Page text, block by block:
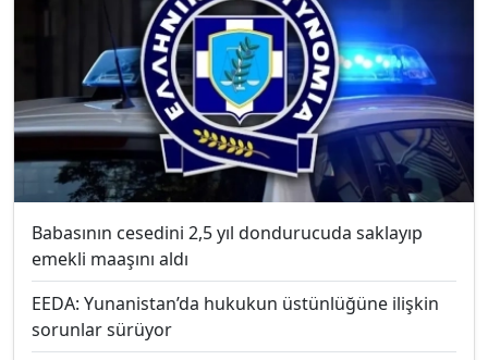
Babasının cesedini 2,5 yıl dondurucuda saklayıp
emekli maaşını aldı
EEDA: Yunanistan’da hukukun üstünlüğüne ilişkin
sorunlar sürüyor